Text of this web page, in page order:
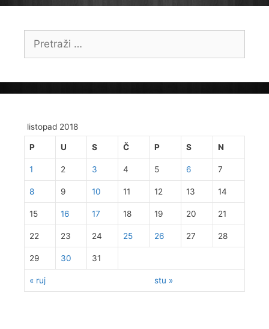
listopad 2018
P U S Č P S N
« ruj stu »
1 2 3 4 5 6 7
8 9 10 11 12 13 14
15 16 17 18 19 20 21
22 23 24 25 26 27 28
29 30 31